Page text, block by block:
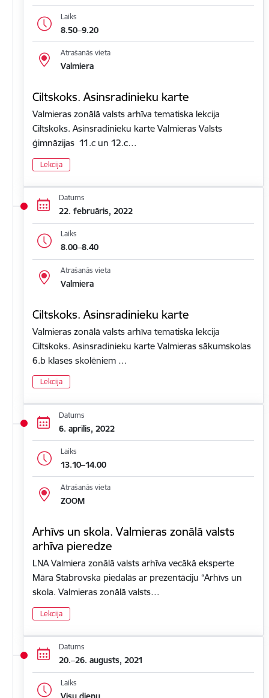
Laiks
8.50–9.20
Atrašanās vieta
Valmiera
Ciltskoks. Asinsradinieku karte
Valmieras zonālā valsts arhīva tematiska lekcija
Ciltskoks. Asinsradinieku karte Valmieras Valsts
ģimnāzijas 11.c un 12.c…
Lekcija
Datums
22. februāris, 2022
Laiks
8.00–8.40
Atrašanās vieta
Valmiera
Ciltskoks. Asinsradinieku karte
Valmieras zonālā valsts arhīva tematiska lekcija
Ciltskoks. Asinsradinieku karte Valmieras sākumskolas
6.b klases skolēniem …
Lekcija
Datums
6. aprīlis, 2022
Laiks
13.10–14.00
Atrašanās vieta
ZOOM
Arhīvs un skola. Valmieras zonālā valsts
arhīva pieredze
LNA Valmiera zonālā valsts arhīva vecākā eksperte
Māra Stabrovska piedalās ar prezentāciju “Arhīvs un
skola. Valmieras zonālā valsts…
Lekcija
Datums
20.–26. augusts, 2021
Laiks